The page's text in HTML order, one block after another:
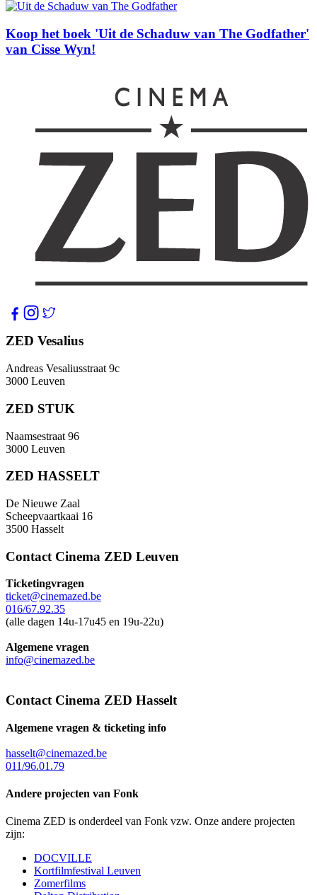
Koop het boek 'Uit de Schaduw van The Godfather'
van Cisse Wyn!
ZED Vesalius
Andreas Vesaliusstraat 9c
3000 Leuven
ZED STUK
Naamsestraat 96
3000 Leuven
ZED HASSELT
De Nieuwe Zaal
Scheepvaartkaai 16
3500 Hasselt
Contact Cinema ZED Leuven
Ticketingvragen
ticket@cinemazed.be
016/67.92.35
(alle dagen 14u-17u45 en 19u-22u)
Algemene vragen
info@cinemazed.be
Contact Cinema ZED Hasselt
Algemene vragen & ticketing info
hasselt@cinemazed.be
011/96.01.79
Andere projecten van Fonk
Cinema ZED is onderdeel van Fonk vzw. Onze andere projecten
zijn:
DOCVILLE
Kortfilmfestival Leuven
Zomerfilms